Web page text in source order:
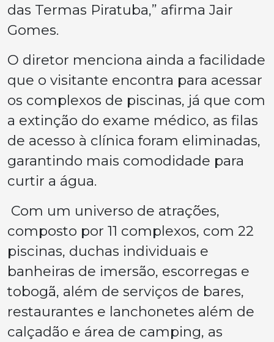
das Termas Piratuba,” afirma Jair
Gomes.
O diretor menciona ainda a facilidade
que o visitante encontra para acessar
os complexos de piscinas, já que com
a extinção do exame médico, as filas
de acesso à clínica foram eliminadas,
garantindo mais comodidade para
curtir a água.
Com um universo de atrações,
composto por 11 complexos, com 22
piscinas, duchas individuais e
banheiras de imersão, escorregas e
tobogã, além de serviços de bares,
restaurantes e lanchonetes além de
calçadão e área de camping, as